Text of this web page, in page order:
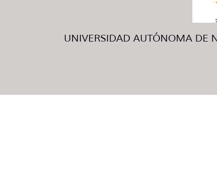
UNIVERSIDAD AUTÓNOMA DE